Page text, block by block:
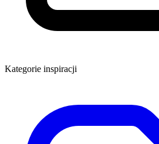
Kategorie inspiracji